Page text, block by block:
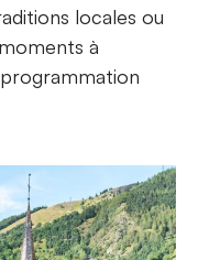
locales ou
à